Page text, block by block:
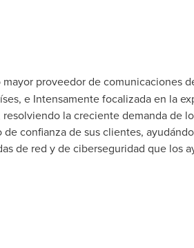
proveedor de comunicaciones
e Intensamente focalizada en la
la creciente demanda de
confianza de sus clientes,
de red y de ciberseguridad que los